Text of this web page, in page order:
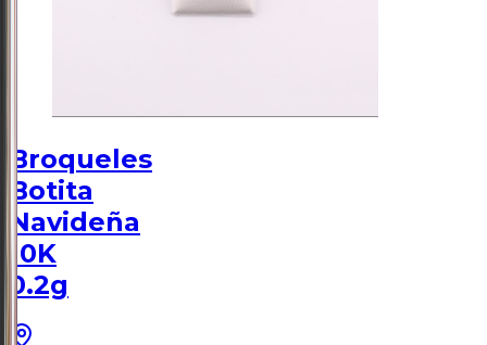
Broqueles
Botita
Navideña
10K
0.2g